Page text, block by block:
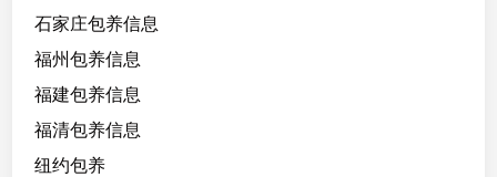
石家庄包养信息
福州包养信息
福建包养信息
福清包养信息
纽约包养